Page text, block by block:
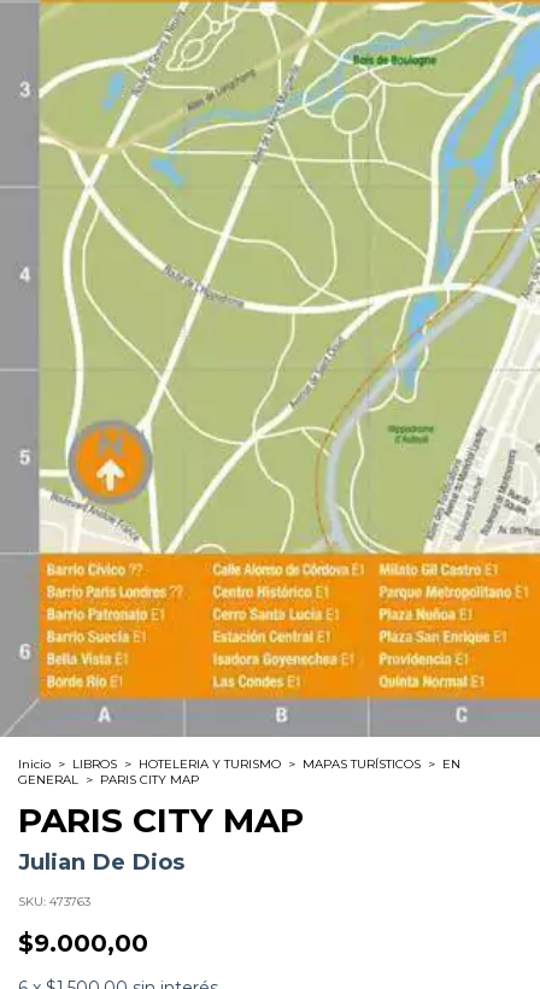
Inicio > LIBROS > HOTELERIA Y TURISMO > MAPAS TURÍSTICOS > EN
GENERAL > PARIS CITY MAP
PARIS CITY MAP
Julian De Dios
SKU: 473763
$9.000,00